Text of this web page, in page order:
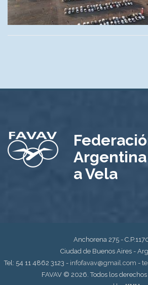
a Vela
Anchorena 275 -
Ciudad de Buenos Aires -
Tel: 54 11 4862 3123 - infofavav@gmail.com -
FAVAV © 2026. Todos los